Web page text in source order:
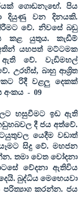
ගොඩනැඟේ. පිය
දියුණු වන දිනයකි.
වේ. නිවසේ බඩු
කළ යුතුය. කැඩීම්
යහපත් මට්ටමක
වේ. වැඩිමහල්
උරහිස්, බාහු ආශ්‍රිත
රිදී වළලු දෙකක්
අංකය - 09
හසුවීමට ඉඩ ඇති
දී ජය අත්වේ.
යෙදීම වඩාත්
සිදු වේ. මහජන
තමා වෙත චෝදනා
වේදනා ඇතිවිය
බුද්ධිය මෙහෙයවා
කරන්න. ජය